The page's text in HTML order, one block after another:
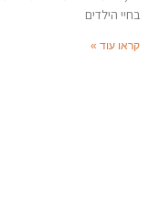
בחיי הילדים
קראו עוד »